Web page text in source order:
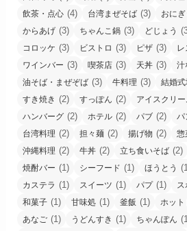
飲茶・点心 (4) 台湾まぜそば (3) おにぎ
からあげ (3) ちゃんこ鍋 (3) どじょう
コロッケ (3) ビストロ (3) ピザ (3) レ
ワインバー (3) 喫茶店 (3) 天丼 (3) 汁
油そば・まぜぞば (3) 牛料理 (3) 結婚
すき焼き (2) すっぽん (2) アイスクリー
ハンバーグ (2) ホテル (2) パブ (2) パ
台湾料理 (2) 担々麺 (2) 揚げ物 (2) 惣
沖縄料理 (2) 牛丼 (2) 立ち食いそば (2)
焼酎バー (1) シーフード (1) ほうとう
カステラ (1) スイーツ (1) パプ(1)
和菓子 (1) 甘味処 (1) 釜飯 (1) ホッ
あなご (1) うどんすき (1) ちゃんぽん